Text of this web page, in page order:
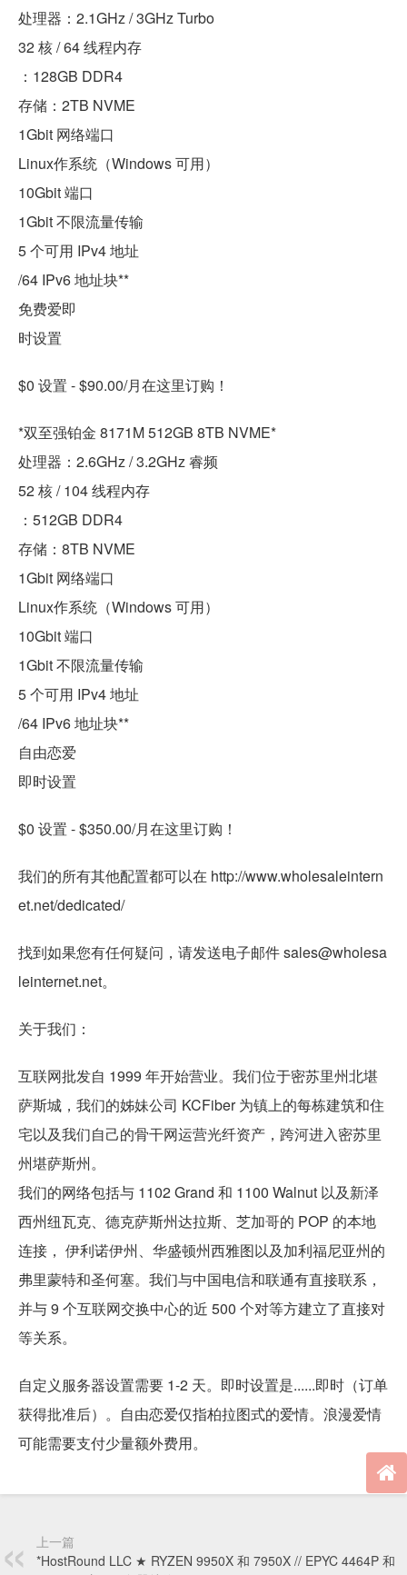
处理器：2.1GHz / 3GHz Turbo
32 核 / 64 线程内存
：128GB DDR4
存储：2TB NVME
1Gbit 网络端口
Linux作系统（Windows 可用）
10Gbit 端口
1Gbit 不限流量传输
5 个可用 IPv4 地址
/64 IPv6 地址块**
免费爱即
时设置
$0 设置 - $90.00/月在这里订购！
*双至强铂金 8171M 512GB 8TB NVME*
处理器：2.6GHz / 3.2GHz 睿频
52 核 / 104 线程内存
：512GB DDR4
存储：8TB NVME
1Gbit 网络端口
Linux作系统（Windows 可用）
10Gbit 端口
1Gbit 不限流量传输
5 个可用 IPv4 地址
/64 IPv6 地址块**
自由恋爱
即时设置
$0 设置 - $350.00/月在这里订购！
我们的所有其他配置都可以在 http://www.wholesaleintern
et.net/dedicated/
找到如果您有任何疑问，请发送电子邮件 sales@wholesa
leinternet.net。
关于我们：
互联网批发自 1999 年开始营业。我们位于密苏里州北堪
萨斯城，我们的姊妹公司 KCFiber 为镇上的每栋建筑和住
宅以及我们自己的骨干网运营光纤资产，跨河进入密苏里
州堪萨斯州。
我们的网络包括与 1102 Grand 和 1100 Walnut 以及新泽
西州纽瓦克、德克萨斯州达拉斯、芝加哥的 POP 的本地
连接， 伊利诺伊州、华盛顿州西雅图以及加利福尼亚州的
弗里蒙特和圣何塞。我们与中国电信和联通有直接联系，
并与 9 个互联网交换中心的近 500 个对等方建立了直接对
等关系。
自定义服务器设置需要 1-2 天。即时设置是......即时（订单
获得批准后）。自由恋爱仅指柏拉图式的爱情。浪漫爱情
可能需要支付少量额外费用。
上一篇
*HostRound LLC ★ RYZEN 9950X 和 7950X // EPYC 4464P 和